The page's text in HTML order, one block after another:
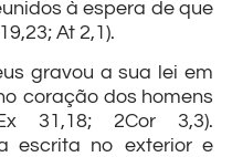
à espera de que
At 2,1).
gravou a sua lei em
coração dos homens
31,18; 2Cor 3,3).
escrita no exterior e